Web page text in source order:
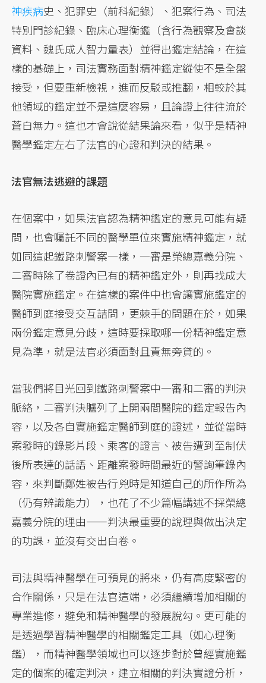
神疾病史、犯罪史（前科紀錄）、犯案行為、司法
特別門診紀錄、臨床心理衡鑑（含行為觀察及會談
資料、魏氏成人智力量表）並得出鑑定結論，在這
樣的基礎上，司法實務面對精神鑑定縱使不是全盤
接受，但要重新檢視，進而反駁或推翻，相較於其
他領域的鑑定並不是這麼容易，且論證上往往流於
蒼白無力。這也才會說從結果論來看，似乎是精神
醫學鑑定左右了法官的心證和判決的結果。
法官無法逃避的課題
在個案中，如果法官認為精神鑑定的意見可能有疑
問，也會囑託不同的醫學單位來實施精神鑑定，就
如同這起鐵路刺警案一樣，一審是榮總嘉義分院、
二審時除了卷證內已有的精神鑑定外，則再找成大
醫院實施鑑定。在這樣的案件中也會讓實施鑑定的
醫師到庭接受交互詰問，更棘手的問題在於，如果
兩份鑑定意見分歧，這時要採取哪一份精神鑑定意
見為準，就是法官必須面對且責無旁貸的。
當我們將目光回到鐵路刺警案中一審和二審的判決
脈絡，二審判決臚列了上開兩間醫院的鑑定報告內
容，以及各自實施鑑定醫師到庭的證述，並從當時
案發時的錄影片段、乘客的證言、被告遭到至制伏
後所表達的話語、距離案發時間最近的警詢筆錄內
容，來判斷鄭姓被告行兇時是知道自己的所作所為
（仍有辨識能力），也花了不少篇幅講述不採榮總
嘉義分院的理由——判決最重要的說理與做出決定
的功課，並沒有交出白卷。
司法與精神醫學在可預見的將來，仍有高度緊密的
合作關係，只是在法官這端，必須繼續增加相關的
專業進修，避免和精神醫學的發展脫勾。更可能的
是透過學習精神醫學的相關鑑定工具（如心理衡
鑑），而精神醫學領域也可以逐步對於曾經實施鑑
定的個案的確定判決，建立相關的判決實證分析，